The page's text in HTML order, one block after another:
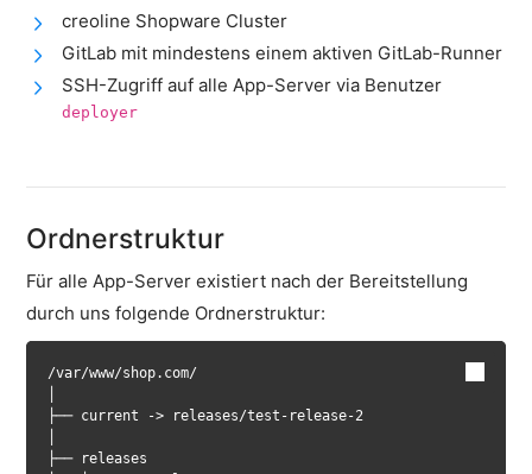
Backups
&
Shopware
Shopware
Caching
Deployment
OPcache
Clear
Pipeline
creoline Shopware Cluster
GitLab mit mindestens einem aktiven GitLab-Runner
SSH-Zugriff auf alle App-Server via Benutzer
deployer
Ordnerstruktur
Für alle App-Server existiert nach der Bereitstellung
durch uns folgende Ordnerstruktur:
/var/www/shop.com/
├── current -> releases/test-release-2
├── releases